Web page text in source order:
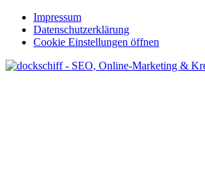
Impressum
Datenschutzerklärung
Cookie Einstellungen öffnen